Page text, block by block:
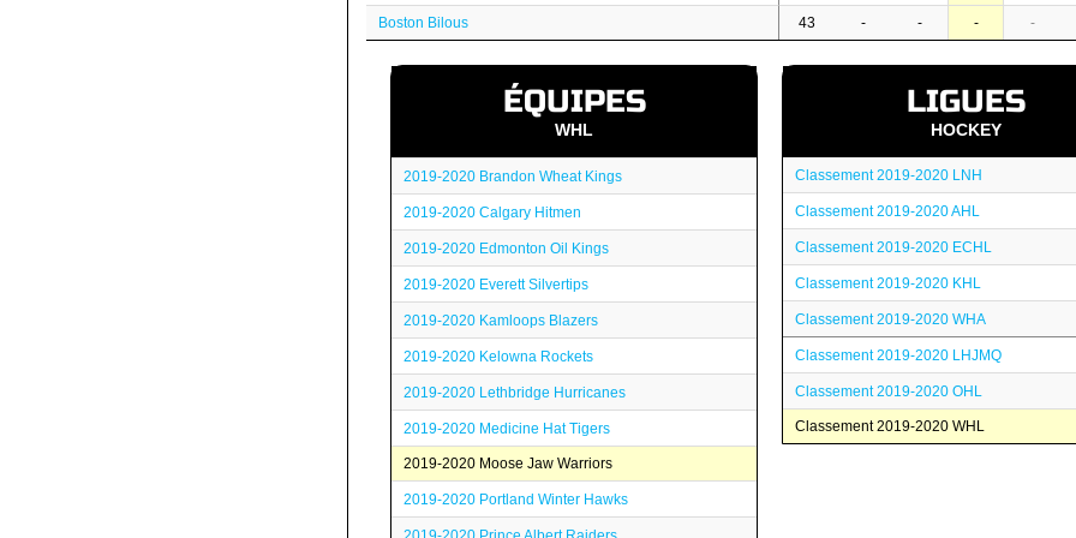
Boston Bilous 43 - - - -
ÉQUIPES
WHL
2019-2020 Brandon Wheat Kings
2019-2020 Calgary Hitmen
2019-2020 Edmonton Oil Kings
2019-2020 Everett Silvertips
2019-2020 Kamloops Blazers
2019-2020 Kelowna Rockets
2019-2020 Lethbridge Hurricanes
2019-2020 Medicine Hat Tigers
2019-2020 Moose Jaw Warriors
2019-2020 Portland Winter Hawks
LIGUES
HOCKEY
Classement 2019-2020 LNH
Classement 2019-2020 AHL
Classement 2019-2020 ECHL
Classement 2019-2020 KHL
Classement 2019-2020 WHA
Classement 2019-2020 LHJMQ
Classement 2019-2020 OHL
Classement 2019-2020 WHL